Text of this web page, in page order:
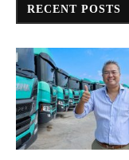
RECENT POSTS